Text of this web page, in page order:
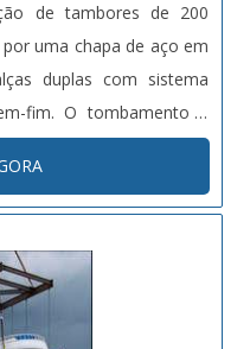
de tambores de 200
uma chapa de aço em
duplas com sistema
fim. O tombamento é
pinhão. Inclui cinta anti-
....